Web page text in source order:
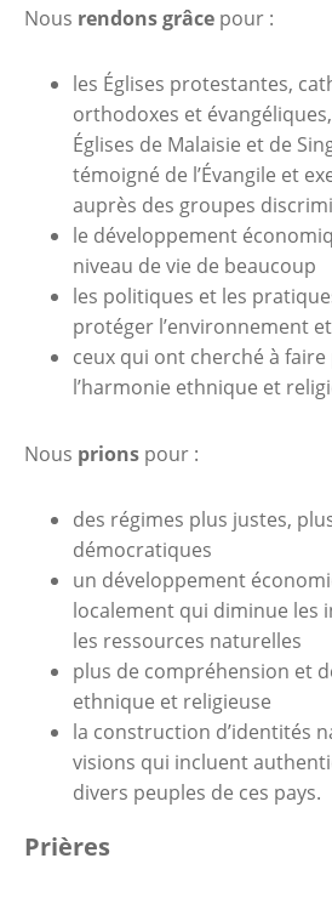
Nous rendons grâce pour :
les Églises protestantes,
orthodoxes et
Églises de Malaisie et de
témoigné de l’Évangile et
auprès des groupes
le développement
niveau de vie de beaucoup
les politiques et les
protéger l’environnement
ceux qui ont cherché à
l’harmonie ethnique et
Nous prions pour :
des régimes plus justes,
démocratiques
un développement
localement qui diminue les
les ressources naturelles
plus de compréhension et
ethnique et religieuse
la construction d’identités
visions qui incluent
divers peuples de ces pays.
Prières